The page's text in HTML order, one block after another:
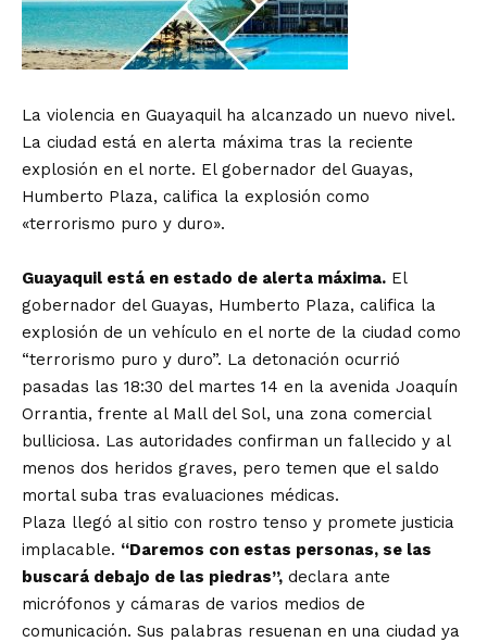
La violencia en Guayaquil ha alcanzado un nuevo nivel.
La ciudad está en alerta máxima tras la reciente
explosión en el norte. El gobernador del Guayas,
Humberto Plaza, califica la explosión como
«terrorismo puro y duro».
Guayaquil está en estado de alerta máxima. El
gobernador del Guayas, Humberto Plaza, califica la
explosión de un vehículo en el norte de la ciudad como
“terrorismo puro y duro”. La detonación ocurrió
pasadas las 18:30 del martes 14 en la avenida Joaquín
Orrantia, frente al Mall del Sol, una zona comercial
bulliciosa. Las autoridades confirman un fallecido y al
menos dos heridos graves, pero temen que el saldo
mortal suba tras evaluaciones médicas.
Plaza llegó al sitio con rostro tenso y promete justicia
implacable. “Daremos con estas personas, se las
buscará debajo de las piedras”, declara ante
micrófonos y cámaras de varios medios de
comunicación. Sus palabras resuenan en una ciudad ya